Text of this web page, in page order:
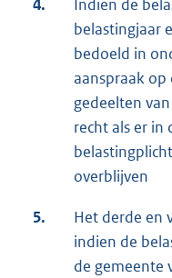
4.
Indien de
belastingjaar
bedoeld in
aanspraak
gedeelten
recht als er in
overblijven
5.
Het derde en
indien de
de gemeente